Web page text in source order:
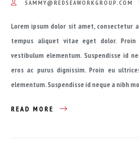
SAMMY@REDSEAWORKGROUP.COM
Lorem ipsum dolor sit amet, consectetur
tempus aliquet vitae eget dolor.
vestibulum elementum. Suspendisse id
eros ac purus dignissim. Proin eu
elementum. Suspendisse id neque a nibh
READ MORE